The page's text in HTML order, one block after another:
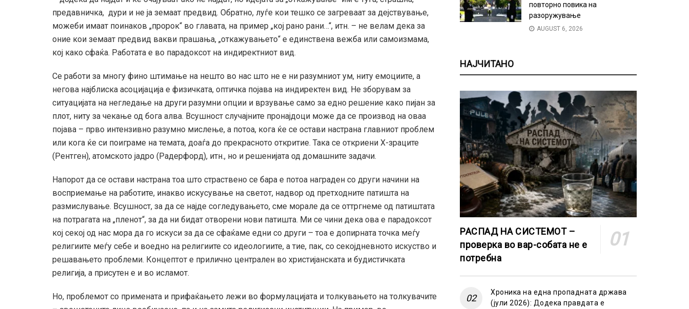
предавничка, дури и не ја земаат предвид. Обратно, луѓе кои тешко се загреваат за дејствување,
можеби имаат поинаков „пророк“ во главата, на пример „кој рано рани…“, итн. – не велам дека за
оние кои земаат предвид вакви прашања, „откажувањето“ е единствена вежба или самоизмама,
кој како сфаќа. Работата е во парадоксот на индиректниот вид.
Се работи за многу фино штимање на нешто во нас што не е ни разумниот ум, ниту емоциите, а
негова најблиска асоцијација е физичката, оптичка појава на индиректен вид. Не зборувам за
ситуацијата на негледање на други разумни опции и врзување само за едно решение како пијан за
плот, ниту за чекање од бога алва. Всушност случајните пронајдоци може да се производ на оваа
појава – прво интензивно разумно мислење, а потоа, кога ќе се остави настрана главниот проблем
или кога ќе си поиграме на темата, доаѓа до прекрасното откритие. Така се откриени Х-зраците
(Рентген), атомското јадро (Радерфорд), итн., но и решенијата од домашните задачи.
Напорот да се остави настрана тоа што страствено се бара е потоа награден со други начини на
восприемање на работите, инакво искусување на светот, надвор од претходните патишта на
размислување. Всушност, за да се најде согледувањето, сме морале да се оттргнеме од патиштата
на потрагата на „пленот“, за да ни бидат отворени нови патишта. Ми се чини дека ова е парадоксот
кој секој од нас мора да го искуси за да се сфаќаме едни со други – тоа е допирната точка меѓу
религиите меѓу себе и воедно на религиите со идеологиите, а тие, пак, со секојдневното искуство и
решавањето проблеми. Концептот е прилично централен во христијанската и будистичката
религија, а присутен е и во исламот.
Но, проблемот со примената и прифаќањето лежи во формулацијата и толкувањето на толкувачите
повторно повика на
разоружување
AUGUST 6, 2026
НАЈЧИТАНО
РАСПАД НА СИСТЕМОТ –
проверка во вар-собата не е
потребна
Хроника на една пропадната држава
(јули 2026): Додека правдата е